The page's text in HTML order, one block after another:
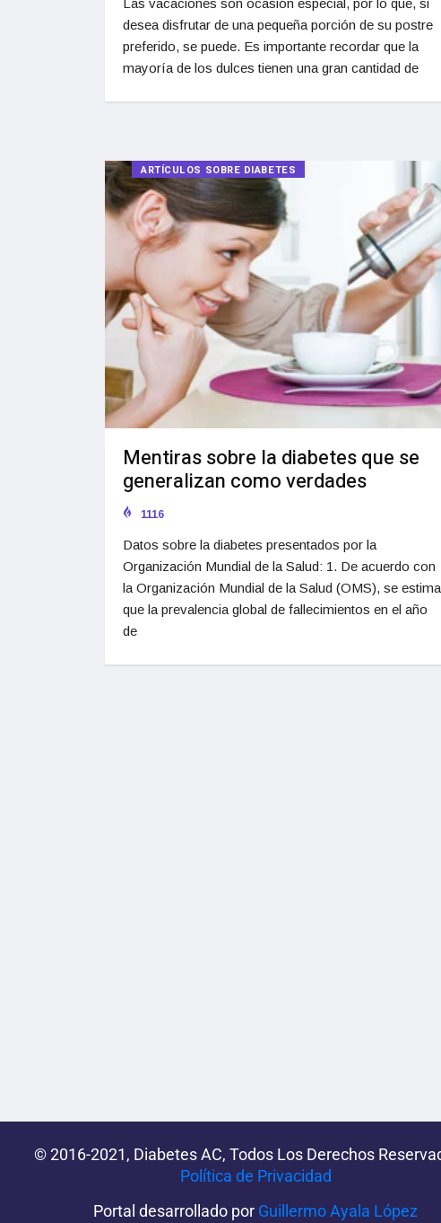
desea disfrutar de una pequeña porción de su postre
preferido, se puede. Es importante recordar que la
mayoría de los dulces tienen una gran cantidad de
ARTÍCULOS SOBRE DIABETES
Mentiras sobre la diabetes que se
generalizan como verdades
1116
Datos sobre la diabetes presentados por la
Organización Mundial de la Salud: 1. De acuerdo con
la Organización Mundial de la Salud (OMS), se estima
que la prevalencia global de fallecimientos en el año
de
© 2016-2021, Diabetes AC, Todos Los Derechos
Política de Privacidad‌­
Portal desarrollado por Guillermo Ayala López